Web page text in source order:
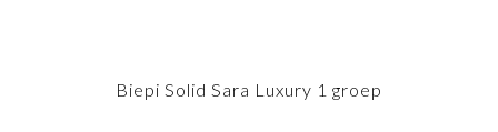
Biepi Solid Sara Luxury 1 groep